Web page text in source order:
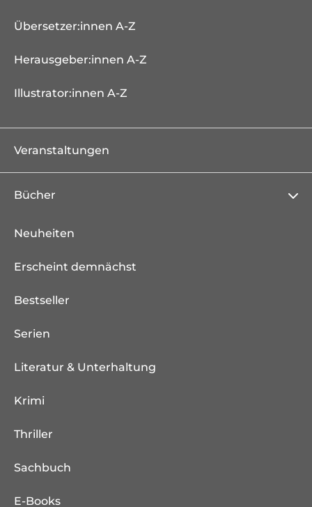
Übersetzer:innen A-Z
Herausgeber:innen A-Z
Illustrator:innen A-Z
Veranstaltungen
Bücher
Neuheiten
Erscheint demnächst
Bestseller
Serien
Literatur & Unterhaltung
Krimi
Thriller
Sachbuch
E-Books